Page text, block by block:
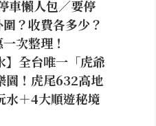
車懶人包／要停
？收費各多少？
次整理！
】全台唯一「虎爺
園！虎尾632高地
水＋4大順遊秘境